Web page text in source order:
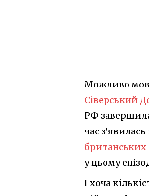
Можливо
Сіверський
РФ
час
британських
у цьому
І хоча